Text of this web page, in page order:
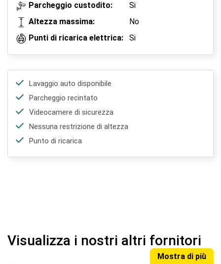
Parcheggio custodito:
Si
Altezza massima:
No
Punti di ricarica elettrica:
Si
Lavaggio auto disponibile
Parcheggio recintato
Videocamere di sicurezza
Nessuna restrizione di altezza
Punto di ricarica
Visualizza i nostri altri fornitori
Mostra di più